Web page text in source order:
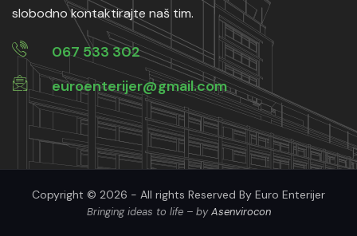
slobodno kontaktirajte naš tim.
067 533 302
euroenterijer@gmail.com
Copyright © 2026 - All rights Reserved By Euro Enterijer
Bringing ideas to life – byAsenvirocon